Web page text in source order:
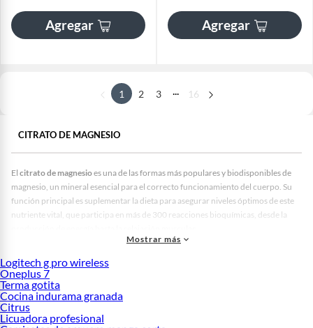
Agregar Agregar
1 2 3 ... 16
CITRATO DE MAGNESIO
El citrato de magnesioes una de las formas más populares y biodisponibles de
magnesio, un mineral esencial para el correcto funcionamiento del cuerpo. Su
función principal es suplementar la dieta para asegurar niveles óptimos de este
nutriente vital, que participa en más de 300 reacciones bioquímicas, desde la
Los beneficios de tomarcitrato de magnesio
combatir el estrés, mejora la calidad del sueño, previene calambres musculares y
favorece una digestión regular. Por estas razones, es el suplemento elegido por
millones de personas para mejorar su calidad de vida. Pensando en tu bienestar,
en falabella.com te ofrecemos una completa selección de citrato de magnesio de
Mostrar más
Logitech g pro wireless
Oneplus 7
Terma gotita
Cocina indurama granada
Citrus
Licuadora profesional